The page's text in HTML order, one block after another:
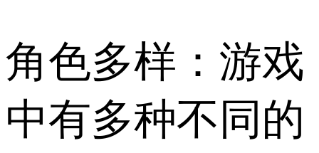
角色多样：游戏
中有多种不同的